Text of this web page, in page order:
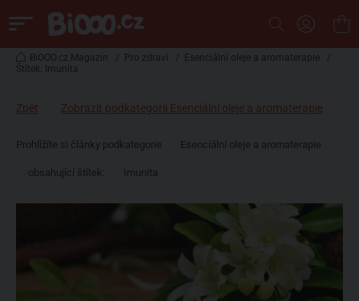
BiOOO.cz Magazin / Pro zdraví / Esenciální oleje a aromaterapie
/
Štítek: Imunita
Zpět Zobrazit podkategorii Esenciální oleje a aromaterapie
Prohlížíte si články podkategorie Esenciální oleje a aromaterapie
obsahující štítek: Imunita